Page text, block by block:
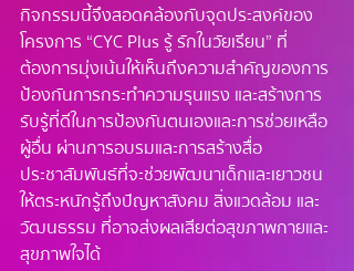
กิจกรรมนี้จึงสอดคล้องกับจุดประสงค์ของ
โครงการ “CYC Plus รู้ รักในวัยเรียน” ที่
ต้องการมุ่งเน้นให้เห็นถึงความสำคัญของการ
ป้องกันการกระทำความรุนแรง และสร้างการ
รับรู้ที่ดีในการป้องกันตนเองและการช่วยเหลือ
ผู้อื่น ผ่านการอบรมและการสร้างสื่อ
ประชาสัมพันธ์ที่จะช่วยพัฒนาเด็กและเยาวชน
ให้ตระหนักรู้ถึงปัญหาสังคม สิ่งแวดล้อม และ
วัฒนธรรม ที่อาจส่งผลเสียต่อสุขภาพกายและ
สุขภาพใจได้